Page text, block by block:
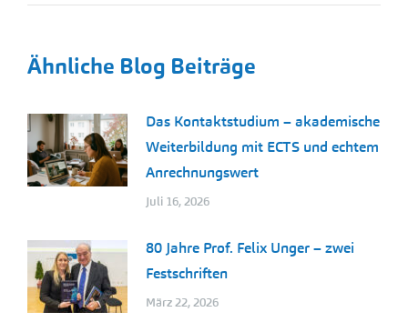
Ähnliche Blog Beiträge
Das Kontaktstudium – akademische
Weiterbildung mit ECTS und echtem
Anrechnungswert
Juli 16, 2026
80 Jahre Prof. Felix Unger – zwei
Festschriften
März 22, 2026